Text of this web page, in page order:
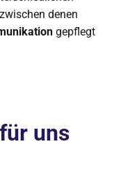
denen
gepflegt
uns